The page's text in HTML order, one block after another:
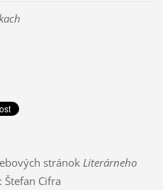
stránok Literárneho
Štefan Cifra